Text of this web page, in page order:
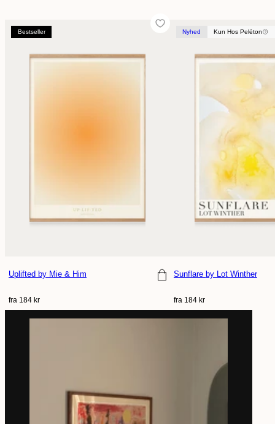
Vælg størrelse
Bestseller Bestseller
Uplifted by Mie & Him
Normal
pris
fra 184 kr
Vælg størrelse
Nyhed Kun Hos Peléton
Sunflare by Lot Winther
Normal
pris
fra 184 kr